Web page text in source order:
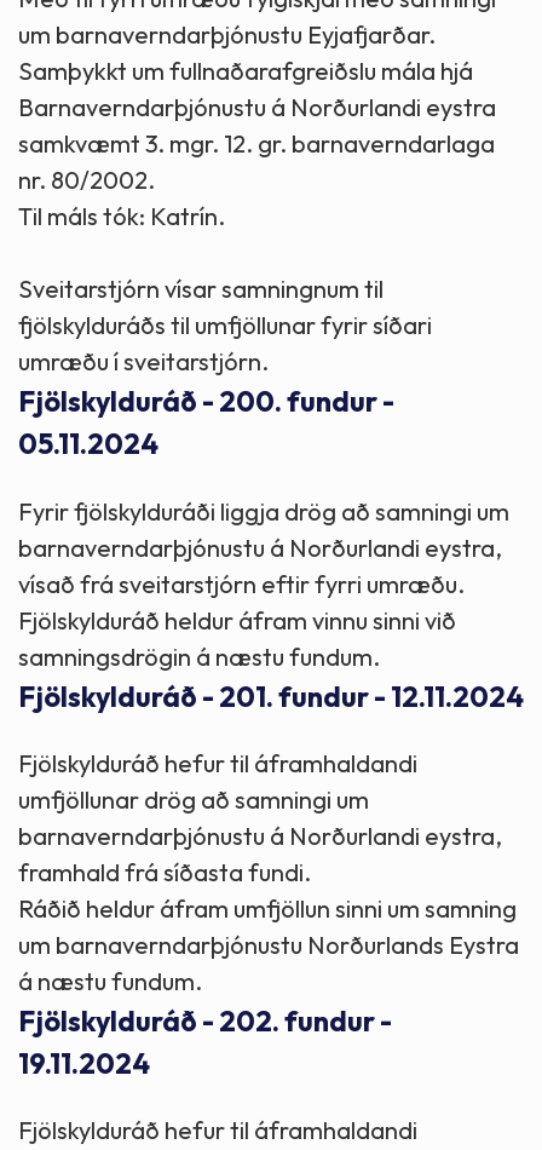
um barnaverndarþjónustu Eyjafjarðar.
Samþykkt um fullnaðarafgreiðslu mála hjá
Barnaverndarþjónustu á Norðurlandi eystra
samkvæmt 3. mgr. 12. gr. barnaverndarlaga
nr. 80/2002.
Til máls tók: Katrín.
Sveitarstjórn vísar samningnum til
fjölskylduráðs til umfjöllunar fyrir síðari
umræðu í sveitarstjórn.
Fjölskylduráð - 200. fundur -
05.11.2024
Fyrir fjölskylduráði liggja drög að samningi um
barnaverndarþjónustu á Norðurlandi eystra,
vísað frá sveitarstjórn eftir fyrri umræðu.
Fjölskylduráð heldur áfram vinnu sinni við
samningsdrögin á næstu fundum.
Fjölskylduráð - 201. fundur - 12.11.2024
Fjölskylduráð hefur til áframhaldandi
umfjöllunar drög að samningi um
barnaverndarþjónustu á Norðurlandi eystra,
framhald frá síðasta fundi.
Ráðið heldur áfram umfjöllun sinni um samning
um barnaverndarþjónustu Norðurlands Eystra
á næstu fundum.
Fjölskylduráð - 202. fundur -
19.11.2024
Fjölskylduráð hefur til áframhaldandi